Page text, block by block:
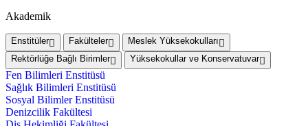
Akademik
Enstitüler Fakülteler
Meslek Yüksekokulları
Rektörlüğe Bağlı Birimler
Yüksekokullar ve Konservatuvar
Fen Bilimleri Enstitüsü
Sağlık Bilimleri Enstitüsü
Sosyal Bilimler Enstitüsü
Denizcilik Fakültesi